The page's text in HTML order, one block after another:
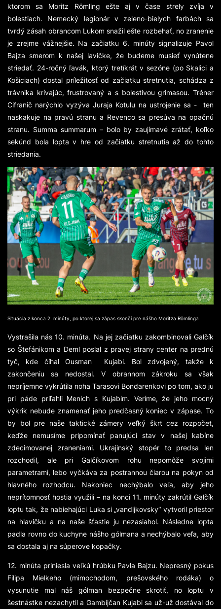
ktorom sa Moritz Römling ešte aj v čase strely zvíja v
bolestiach. Nemecký legionár v zeleno-bielych farbách sa
tvrdý zásah obrancom Lukom snažil ešte rozbehať, no zranenie
je zrejme vážnejšie. Na začiatku 6. minúty signalizuje Pavol
Bajza smerom k našej lavičke, že budeme musieť vynútene
striedať. 24-ročný ľavák, ktorý tretíkrát v sezóne (po Skalici a
Košiciach) dostal príležitosť od začiatku stretnutia, schádza z
trávnika krívajúc, frustrovaný a s bolestivou grimasou. Tréner
Cifranič narýchlo vyzýva Juraja Kotulu na ustrojenie sa - ten
naskakuje na pravú stranu a Revenco sa presúva na opačnú
stranu. Summa summarum – bolo by zaujímavé zrátať, koľko
sekúnd bola lopta v hre od začiatku stretnutia až do tohto
striedania.
Situácia z konca 2. minúty, po ktorej sa zápas skončí pre nášho Moritza Römlinga
Vystrašila nás 10. minúta. Na jej začiatku zakombinovali Galčík
so Štefánikom a Deml poslal z pravej strany center na prednú
tyč, kde číhal Ousman Kujabi. Bol zdvojený, takže k
zakončeniu sa nedostal. V obrannom zákroku sa však
nepríjemne vykrútila noha Tarasovi Bondarenkovi po tom, ako ju
pri páde priľahli Menich s Kujabim. Veríme, že jeho mocný
výkrik nebude znamenať jeho predčasný koniec v zápase. To
by bol pre naše taktické zámery veľký škrt cez rozpočet,
keďže nemusíme pripomínať panujúci stav v našej kabíne
zdecimovanej zraneniami. Ukrajinský stopér to predsa len
rozchodil, ale pri Galčíkovom rohu nepomôže svojimi
parametrami, lebo vyčkáva za postrannou čiarou na pokyn od
hlavného rozhodcu. Nakoniec nechýbalo veľa, aby jeho
neprítomnosť hostia využili – na konci 11. minúty zakrútil Galčík
loptu tak, že nabiehajúci Luka si „vandijkovsky“ vytvoril priestor
na hlavičku a na naše šťastie ju nezasiahol. Následne lopta
padla rovno do kuchyne nášho gólmana a nechýbalo veľa, aby
sa dostala aj na súperove kopačky.
12. minúta priniesla veľkú hrúbku Pavla Bajzu. Nepresný pokus
Filipa Mielkeho (mimochodom, prešovského rodáka) o
vysunutie mal náš gólman bezpečne skrotiť, no loptu v
šestnástke nezachytil a Gambijčan Kujabi sa už-už dostával do